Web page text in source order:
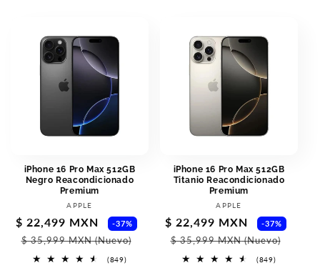
iPhone 16 Pro Max 512GB
Negro Reacondicionado
Premium
Vendor:
APPLE
Sale
price
$ 22,499 MXN -37%
Regular
price
$ 35,999 MXN(Nuevo)
(849)849
iPhone 16 Pro Max 512GB
Titanio Reacondicionado
Premium
Vendor:
APPLE
Sale
price
$ 22,499 MXN -37%
$ 35,999 MXN(Nuevo)
(849)849